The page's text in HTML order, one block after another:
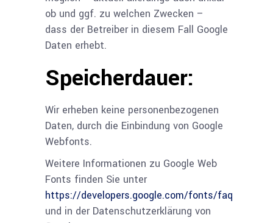
ob und ggf. zu welchen Zwecken –
dass der Betreiber in diesem Fall Google
Daten erhebt.
Speicherdauer:
Wir erheben keine personenbezogenen
Daten, durch die Einbindung von Google
Webfonts.
Weitere Informationen zu Google Web
Fonts finden Sie unter
https://developers.google.com/fonts/faq
und in der Datenschutzerklärung von